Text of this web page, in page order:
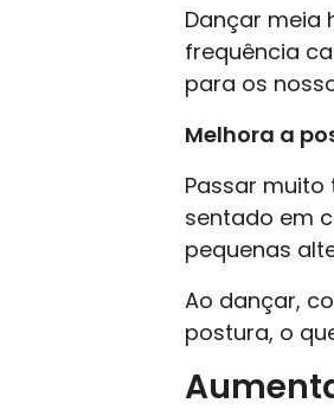
Dançar meia
frequência
para os
Melhora a
Passar
sentado em
pequenas
Ao dançar,
postura, o